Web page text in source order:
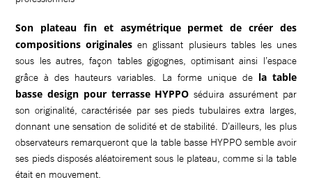
Son plateau fin et asymétrique permet de créer des
compositions originales en glissant plusieurs tables les unes
sous les autres, façon tables gigognes, optimisant ainsi l’espace
grâce à des hauteurs variables. La forme unique de la table
basse design pour terrasse HYPPO séduira assurément par
son originalité, caractérisée par ses pieds tubulaires extra larges,
donnant une sensation de solidité et de stabilité. D’ailleurs, les plus
observateurs remarqueront que la table basse HYPPO semble avoir
ses pieds disposés aléatoirement sous le plateau, comme si la table
était en mouvement.